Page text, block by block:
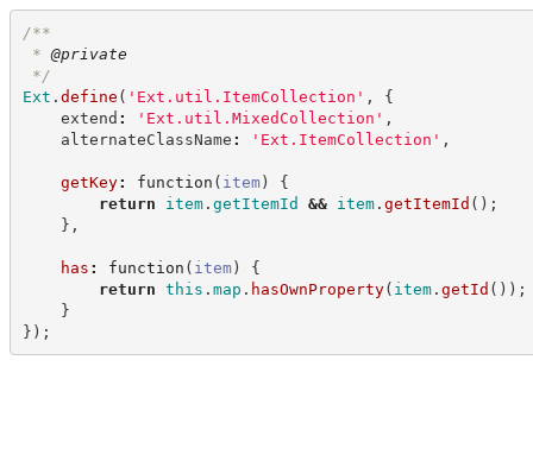
/**
* @private
*/
Ext . define ( ' Ext.util.ItemCollection ' ,
{
extend : ' Ext.util.MixedCollection ' ,
alternateClassName : ' Ext.ItemCollection ' ,
getKey: function ( item)
{
return
item. getItemId && item. getItemId ( ) ;
} ,
has : function ( item)
{
return this . map . hasOwnProperty( item. getId ( ) ) ;
}
} ) ;